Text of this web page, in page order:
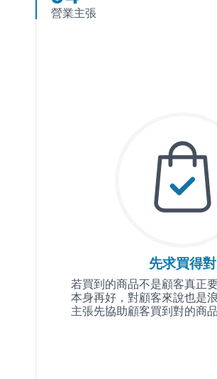
營業主張
先求買得對
若買到的商品不是顧客真正
本身再好，對顧客來說也是
主張先協助顧客買到對的商品